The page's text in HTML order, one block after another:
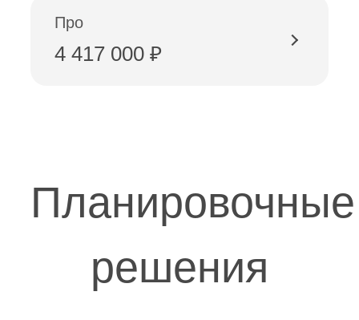
Про
4 417 000 ₽
Планировочные
решения